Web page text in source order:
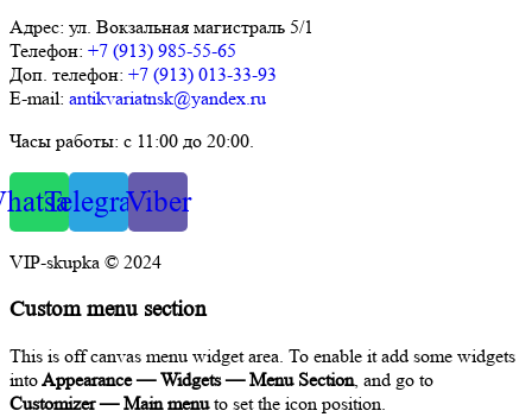
Адрес: ул. Вокзальная магистраль 5/1
Телефон: +7 (913) 985-55-65
Доп. телефон: +7 (913) 013-33-93
E-mail: antikvariatnsk@yandex.ru
Часы работы: с 11:00 до 20:00.
TelegramViber
VIP-skupka © 2024
Custom menu section
This is off canvas menu widget area. To enable it add some widgets
intoAppearance — Widgets — Menu Section, and go to
Customizer — Main menuto set the icon position.